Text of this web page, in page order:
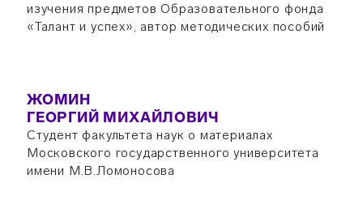
изучения предметов Образовательного фонда
«Талант и успех», автор методических пособий
ЖОМИН
ГЕОРГИЙ МИХАЙЛОВИЧ
Студент факультета наук о материалах
Московского государственного университета
имени М.В.Ломоносова